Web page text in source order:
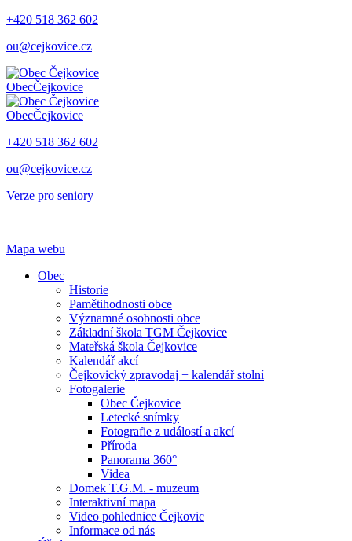
+420 518 362 602
ou@cejkovice.cz
ObecČejkovice
ObecČejkovice
+420 518 362 602
ou@cejkovice.cz
Verze pro seniory
Mapa webu
Obec
Historie
Pamětihodnosti obce
Významné osobnosti obce
Základní škola TGM Čejkovice
Mateřská škola Čejkovice
Kalendář akcí
Čejkovický zpravodaj + kalendář stolní
Fotogalerie
Obec Čejkovice
Letecké snímky
Fotografie z událostí a akcí
Příroda
Panorama 360°
Videa
Domek T.G.M. - muzeum
Interaktivní mapa
Video pohlednice Čejkovic
Informace od nás